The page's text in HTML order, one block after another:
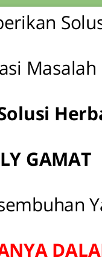
Masalah
GAMAT